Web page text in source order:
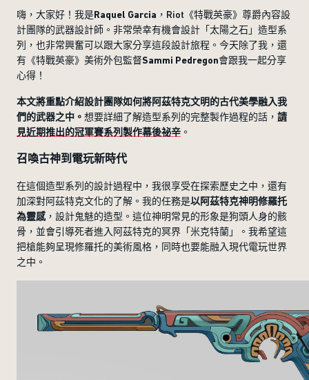
嗨，大家好！我是Raquel Garcia ，Riot《特戰英豪》尊爵內容設
計團隊的武器設計師。非常榮幸有機會設計「太陽之石」造型系
列，也非常興奮可以跟大家分享這段設計旅程。今天除了我，還
有《特戰英豪》美術外包監督Sammi Pedregon會跟我一起分享
心得！
本文將重點介紹設計團隊如何將阿茲特克文明的古代美學融入我
們的武器之中。 想要詳細了解造型系列的完整製作過程的話， 請
見近期推出的冠軍賽系列製作幕後祕辛 。
召喚古神到電玩新時代
在這個造型系列的設計過程中，我很享受在探索歷史之中，還有
加深對阿茲特克文化的了解。我的任務是以阿茲特克神明修羅托
為靈感，設計鬼魅的造型。這位神明常見的形象是狗頭人身的骸
骨，並會引導死者進入阿茲特克的冥界「米克特蘭」。我希望這
把槍能夠呈現修羅托的美術風格，同時也要能融入現代電玩世界
之中。